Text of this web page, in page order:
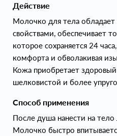
Действие
Молочко для тела
свойствами, обеспечивает
которое сохраняется 24
комфорта и обволакивая
Кожа приобретает здоровый
шелковистой и более
Способ применения
После душа нанести на
Молочко быстро